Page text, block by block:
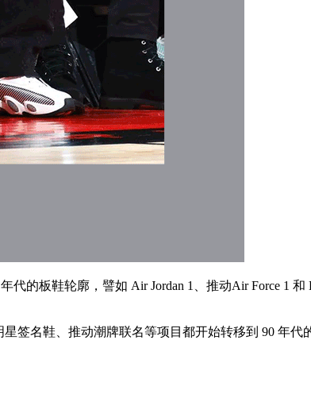
的板鞋轮廓，譬如 Air Jordan 1、推动Air Force 1
名鞋、推动潮牌联名等项目都开始转移到 90 年代